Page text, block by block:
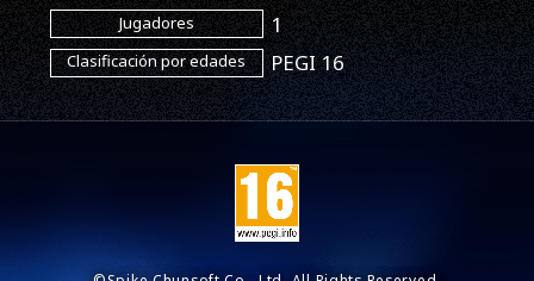
Jugadores 1
Clasificación por edades PEGI 16